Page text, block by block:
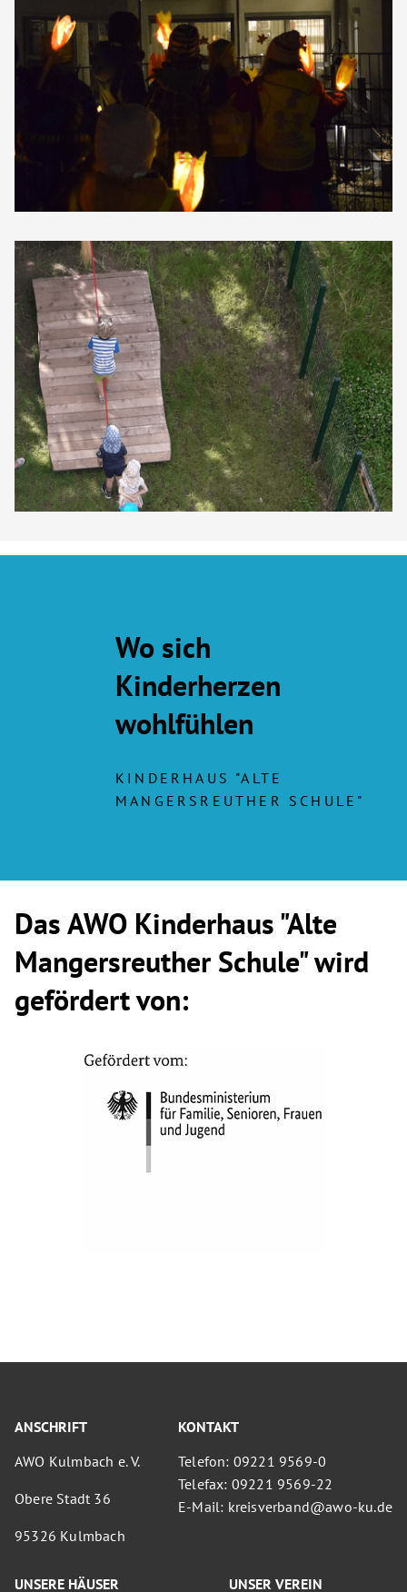
Wo sich
Kinderherzen
wohlfühlen
KINDERHAUS "ALTE
MANGERSREUTHER SCHULE"
Das AWO Kinderhaus "Alte
Mangersreuther Schule" wird
gefördert von:
ANSCHRIFT
AWO Kulmbach e. V.
Obere Stadt 36
95326 Kulmbach
KONTAKT
Telefon: 09221 9569-0
Telefax: 09221 9569-22
E-Mail: kreisverband@awo-ku.de
UNSERE HÄUSER UNSER VEREIN